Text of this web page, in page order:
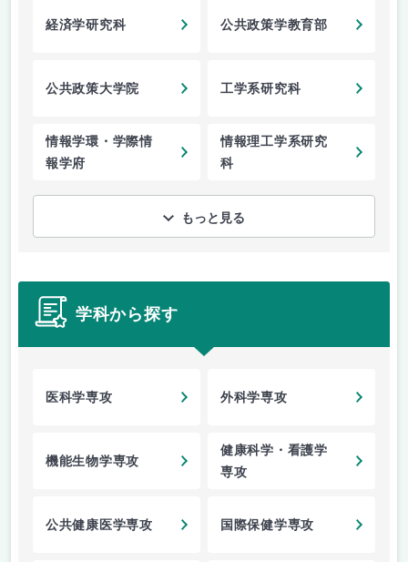
経済学研究科 公共政策学教育部
公共政策大学院 工学系研究科
情報学環・学際情
報学府
情報理工学系研究
科
もっと見る
学科から探す
医科学専攻 外科学専攻
機能生物学専攻
健康科学・看護学
専攻
公共健康医学専攻 国際保健学専攻